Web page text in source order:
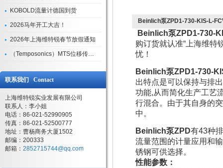
KOBOLD流量计德国到货
2026马年开工大吉！
2026年上海维特锐春节放假通知
（Temposonics）MTS位移传感器现货库存型号
联系我们 Contact
上海维特锐实业发展有限公司
联系人：李小姐
电话：86-021-52990905
传真：86-021-52500777
地址：曹杨商务大厦1502
邮编：200333
邮箱： 2852715744@qq.com
Beinlich泵ZPD1-730-KIS-L-
Beinlich泵ZPD1-730-
购订货就认准“上海维特
忧！
Beinlich泵ZPD1-730-
出特点是可以保持与排
功能,从而简化生产工艺
行混合。由于其自身的
中。
Beinlich泵ZPD有43种
流量范围的计量应用和
锈钢可供选择。
性能参数：